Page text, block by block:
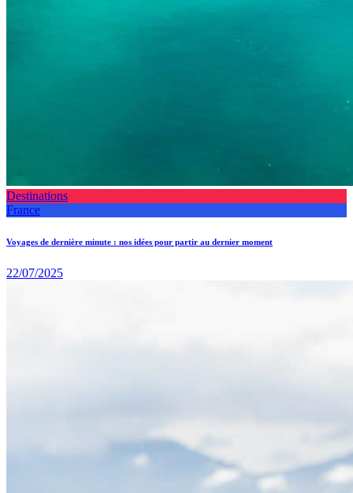
Destinations
France
Voyages de dernière minute : nos idées pour partir au dernier moment
22/07/2025